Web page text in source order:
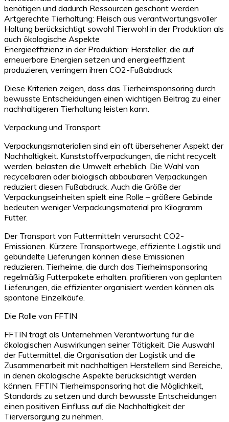
benötigen und dadurch Ressourcen geschont werden
Artgerechte Tierhaltung: Fleisch aus verantwortungsvoller
Haltung berücksichtigt sowohl Tierwohl in der Produktion als
auch ökologische Aspekte
Energieeffizienz in der Produktion: Hersteller, die auf
erneuerbare Energien setzen und energieeffizient
produzieren, verringern ihren CO2-Fußabdruck
Diese Kriterien zeigen, dass das Tierheimsponsoring durch
bewusste Entscheidungen einen wichtigen Beitrag zu einer
nachhaltigeren Tierhaltung leisten kann.
Verpackung und Transport
Verpackungsmaterialien sind ein oft übersehener Aspekt der
Nachhaltigkeit. Kunststoffverpackungen, die nicht recycelt
werden, belasten die Umwelt erheblich. Die Wahl von
recycelbaren oder biologisch abbaubaren Verpackungen
reduziert diesen Fußabdruck. Auch die Größe der
Verpackungseinheiten spielt eine Rolle – größere Gebinde
bedeuten weniger Verpackungsmaterial pro Kilogramm
Futter.
Der Transport von Futtermitteln verursacht CO2-
Emissionen. Kürzere Transportwege, effiziente Logistik und
gebündelte Lieferungen können diese Emissionen
reduzieren. Tierheime, die durch das Tierheimsponsoring
regelmäßig Futterpakete erhalten, profitieren von geplanten
Lieferungen, die effizienter organisiert werden können als
spontane Einzelkäufe.
Die Rolle von FFTIN
FFTIN trägt als Unternehmen Verantwortung für die
ökologischen Auswirkungen seiner Tätigkeit. Die Auswahl
der Futtermittel, die Organisation der Logistik und die
Zusammenarbeit mit nachhaltigen Herstellern sind Bereiche,
in denen ökologische Aspekte berücksichtigt werden
können. FFTIN Tierheimsponsoring hat die Möglichkeit,
Standards zu setzen und durch bewusste Entscheidungen
einen positiven Einfluss auf die Nachhaltigkeit der
Tierversorgung zu nehmen.